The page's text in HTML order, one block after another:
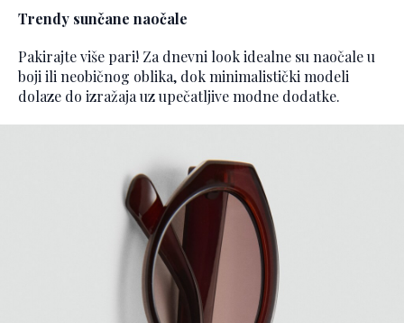
Trendy sunčane naočale
Pakirajte više pari! Za dnevni look idealne su naočale u
boji ili neobičnog oblika, dok minimalistički modeli
dolaze do izražaja uz upečatljive modne dodatke.